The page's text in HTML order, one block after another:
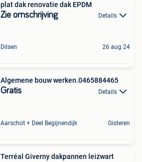
plat dak renovatie dak EPDM
Zie omschrijving Details
Dilsen 26 aug 24
Algemene bouw werken.0465884465
Gratis Details
Aarschot + Deel Begijnendijk Gisteren
Terréal Giverny dakpannen leizwart